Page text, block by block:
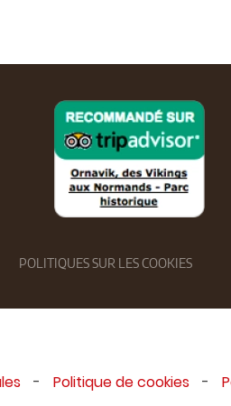
POLITIQUES SUR LES COOKIES
- Politique de cookies -